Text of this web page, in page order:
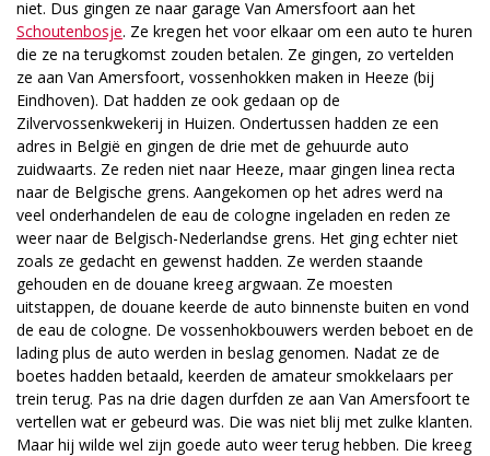
niet. Dus gingen ze naar garage Van Amersfoort aan het
Schoutenbosje. Ze kregen het voor elkaar om een auto te huren
die ze na terugkomst zouden betalen. Ze gingen, zo vertelden
ze aan Van Amersfoort, vossenhokken maken in Heeze (bij
Eindhoven). Dat hadden ze ook gedaan op de
Zilvervossenkwekerij in Huizen. Ondertussen hadden ze een
adres in België en gingen de drie met de gehuurde auto
zuidwaarts. Ze reden niet naar Heeze, maar gingen linea recta
naar de Belgische grens. Aangekomen op het adres werd na
veel onderhandelen de eau de cologne ingeladen en reden ze
weer naar de Belgisch-Nederlandse grens. Het ging echter niet
zoals ze gedacht en gewenst hadden. Ze werden staande
gehouden en de douane kreeg argwaan. Ze moesten
uitstappen, de douane keerde de auto binnenste buiten en vond
de eau de cologne. De vossenhokbouwers werden beboet en de
lading plus de auto werden in beslag genomen. Nadat ze de
boetes hadden betaald, keerden de amateur smokkelaars per
trein terug. Pas na drie dagen durfden ze aan Van Amersfoort te
vertellen wat er gebeurd was. Die was niet blij met zulke klanten.
Maar hij wilde wel zijn goede auto weer terug hebben. Die kreeg